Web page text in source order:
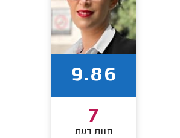
9.86
7
חוות דעת